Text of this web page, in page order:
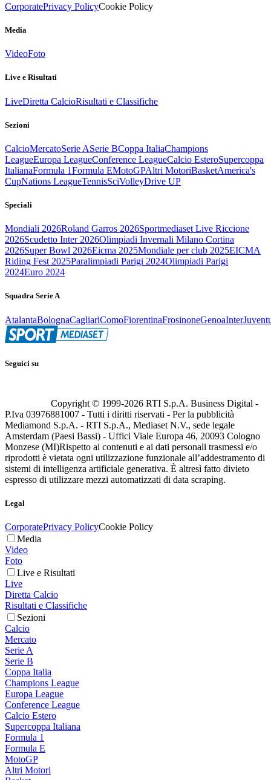
CorporatePrivacy PolicyCookie Policy
Media
VideoFoto
Live e Risultati
LiveDiretta CalcioRisultati e Classifiche
Sezioni
CalcioMercatoSerie ASerie BCoppa ItaliaChampions
LeagueEuropa LeagueConference LeagueCalcio EsteroSupercoppa
ItalianaFormula 1Formula EMotoGPAltri MotoriBasketAmerica's
CupNations LeagueTennisSciVolleyDrive UP
Speciali
Mondiali 2026Roland Garros 2026Sportmediaset Live Riccione
2026Scudetto Inter 2026Olimpiadi Invernali Milano Cortina
2026Super Bowl 2026Eicma 2025Mondiale per club 2025EICMA
Riding Fest 2025Paralimpiadi Parigi 2024Olimpiadi Parigi
2024Euro 2024
Squadra Serie A
AtalantaBolognaCagliariComoFiorentinaFrosinoneGenoaInter
Seguici su
Copyright © 1999-2026 RTI S.p.A. Business Digital -
P.Iva 03976881007 - Tutti i diritti riservati - Per la pubblicità
Mediamond S.p.A. - RTI S.p.A., Mediaset N.V., sede legale
Amsterdam (Paesi Bassi) - Uffici Viale Europa 46, 20093 Cologno
Monzese (MI)Rispetto ai contenuti e ai dati personali trasmessi e/o
riprodotti è vietata ogni utilizzazione funzionale all’addestramento di
sistemi di intelligenza artificiale generativa. È altresì fatto divieto
espresso di utilizzare mezzi automatizzati di data scraping.
Legal
CorporatePrivacy PolicyCookie Policy
Media
Video
Foto
Live e Risultati
Live
Diretta Calcio
Risultati e Classifiche
Sezioni
Calcio
Mercato
Serie A
Serie B
Coppa Italia
Champions League
Europa League
Conference League
Calcio Estero
Supercoppa Italiana
Formula 1
Formula E
MotoGP
Altri Motori